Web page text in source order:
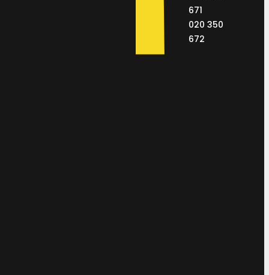
671
020 350
672